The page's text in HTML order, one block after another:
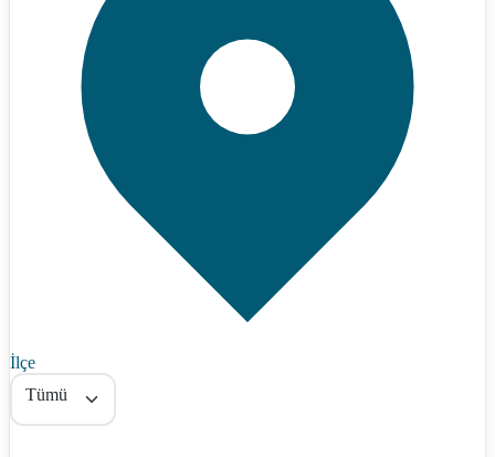
İlçe
Tümü